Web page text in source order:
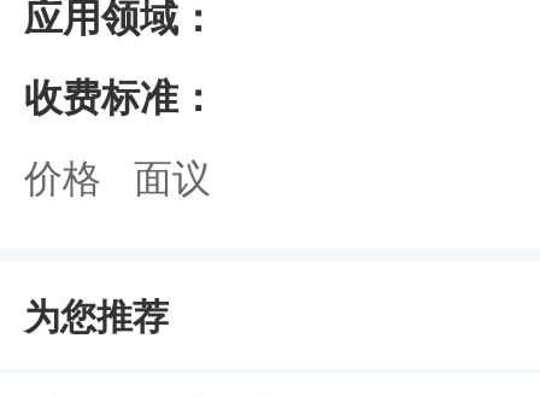
应用领域：
收费标准：
价格 面议
为您推荐